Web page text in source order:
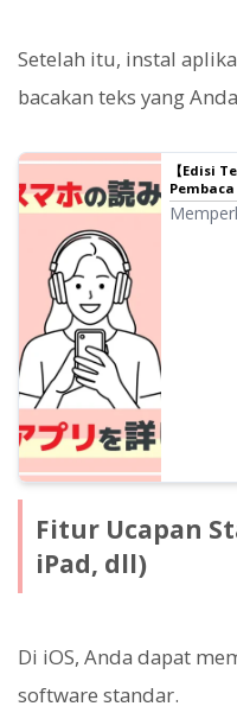
Setelah itu, instal
bacakan teks yang
【Edisi
Fitur Ucapan
iPad, dll)
Di iOS, Anda dapat
software standar.